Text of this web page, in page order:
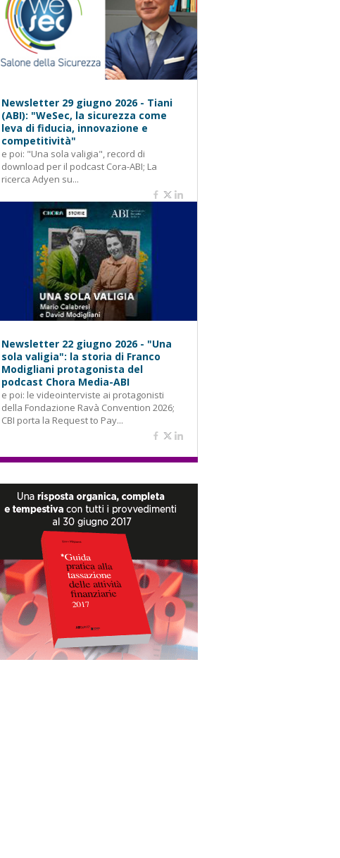
Newsletter 29 giugno 2026 - Tiani
(ABI): "WeSec, la sicurezza come
leva di fiducia, innovazione e
competitività"
e poi: "Una sola valigia", record di
download per il podcast Cora-ABI; La
ricerca Adyen su...
Newsletter 22 giugno 2026 - "Una
sola valigia": la storia di Franco
Modigliani protagonista del
podcast Chora Media-ABI
e poi: le videointerviste ai protagonisti
della Fondazione Ravà Convention 2026;
CBI porta la Request to Pay...